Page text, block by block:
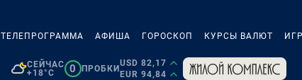
ТЕЛЕПРОГРАММА АФИША ГОРОСКОП КУРСЫ ВАЛЮТ
СЕЙЧАС
+18°C
0 ПРОБКИ
USD 82,17
EUR 94,84